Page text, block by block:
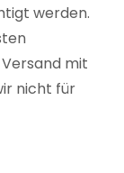
werden.
mit
nicht für